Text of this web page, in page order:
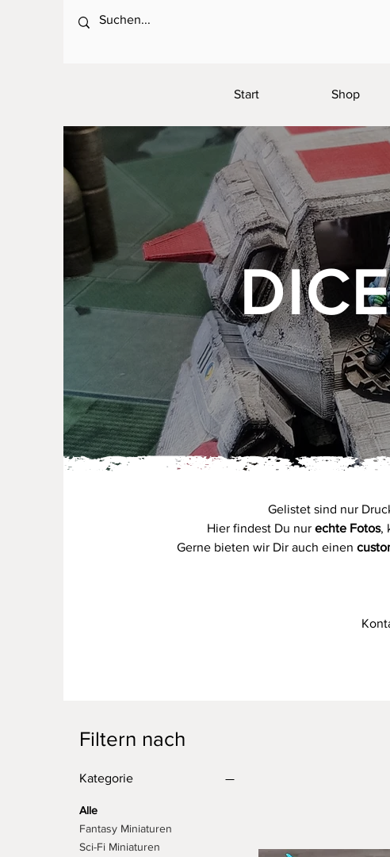
Start Shop
Gelistet sind nur
Hier findest Du nur echte Fotos,
Gerne bieten wir Dir auch einen
Filtern nach
Kategorie
Alle
Fantasy Miniaturen
Sci-Fi Miniaturen